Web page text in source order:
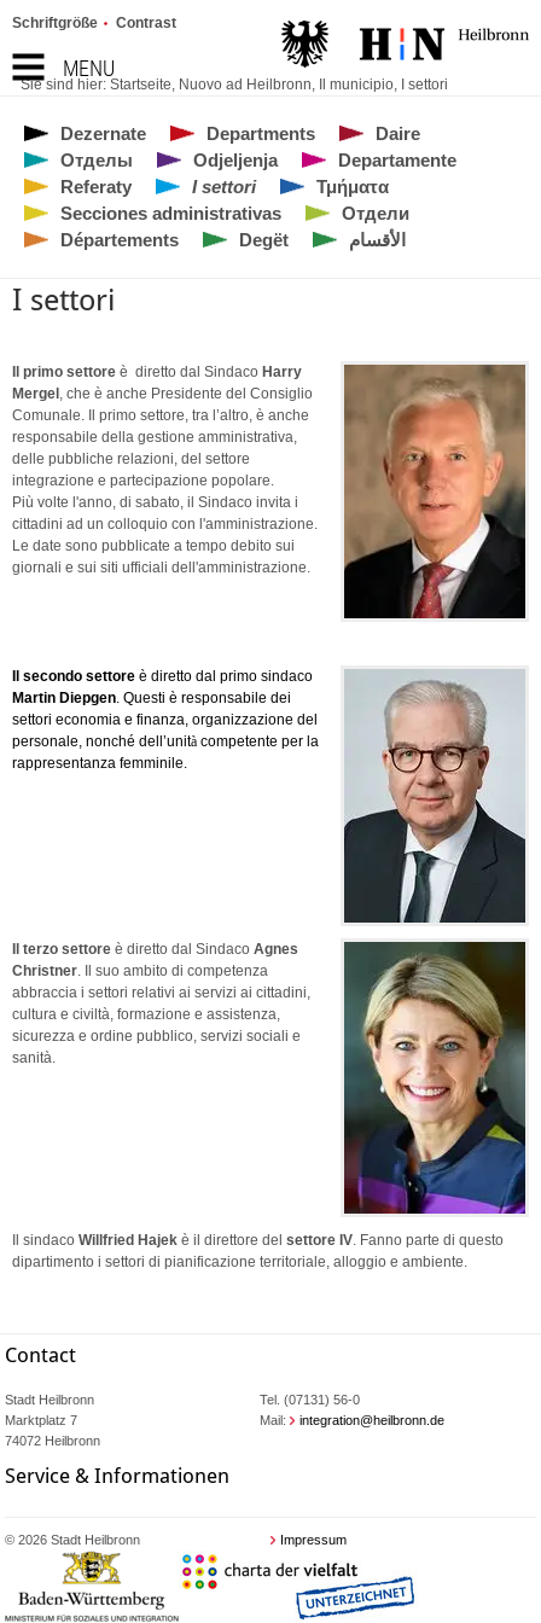
MENU
Schriftgröße Contrast
Sie sind hier: Startseite, Nuovo ad Heilbronn, Il municipio, I settori
Dezernate Departments
Daire
Отделы
Odjeljenja
Departamente
Referaty
I settori
Τμήματα
Secciones administrativas
Отдели
Départements
Degët الأقسام
I settori
Il primo settore è diretto dal Sindaco Harry
Mergel, che è anche Presidente del Consiglio
Comunale. Il primo settore, tra l’altro, è anche
responsabile della gestione amministrativa,
delle pubbliche relazioni, del settore
integrazione e partecipazione popolare.
Più volte l'anno, di sabato, il Sindaco invita i
cittadini ad un colloquio con l'amministrazione.
Le date sono pubblicate a tempo debito sui
giornali e sui siti ufficiali dell'amministrazione.
Il secondo settore è diretto dal primo sindaco
Martin Diepgen. Questi è responsabile dei
settori economia e finanza, organizzazione del
personale, nonché dell’unità competente per la
rappresentanza femminile.
Il terzo settore è diretto dal Sindaco Agnes
Christner. Il suo ambito di competenza
abbraccia i settori relativi ai servizi ai cittadini,
cultura e civiltà, formazione e assistenza,
sicurezza e ordine pubblico, servizi sociali e
sanità.
Il sindaco Willfried Hajek è il direttore del settore IV. Fanno parte di questo
dipartimento i settori di pianificazione territoriale, alloggio e ambiente.
Contact
Stadt Heilbronn
Marktplatz 7
74072 Heilbronn
Tel. (07131) 56-0
Mail:
integration@heilbronn.de
Service & Informationen
© 2026 Stadt Heilbronn Impressum